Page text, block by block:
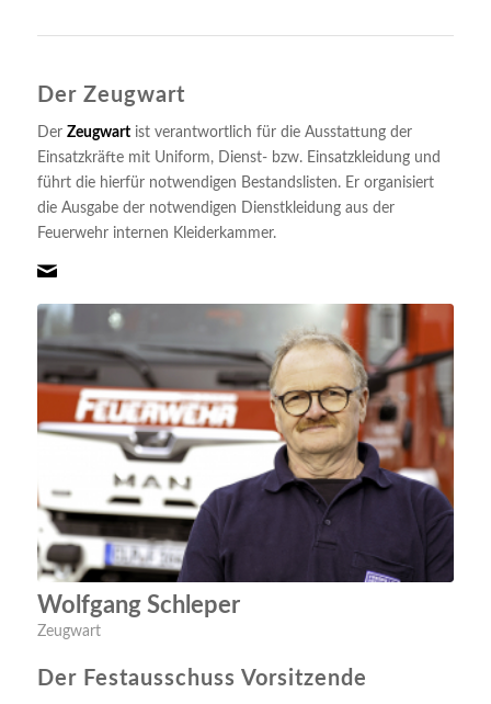
Der Zeugwart
Der Zeugwartist verantwortlich für die Ausstattung der
Einsatzkräfte mit Uniform, Dienst- bzw. Einsatzkleidung und
führt die hierfür notwendigen Bestandslisten. Er organisiert
die Ausgabe der notwendigen Dienstkleidung aus der
Feuerwehr internen Kleiderkammer.
Wolfgang Schleper
Zeugwart
Der Festausschuss Vorsitzende